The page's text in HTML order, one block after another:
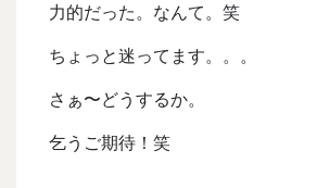
力的だった。なんて。笑
ちょっと迷ってます。。。
さぁ〜どうするか。
乞うご期待！笑